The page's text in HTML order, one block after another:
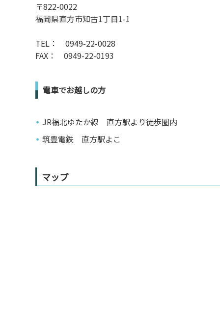
〒822-0022
福岡県直方市知古1丁目1-1
TEL： 0949-22-0028
FAX： 0949-22-0193
電車でお越しの方
JR福北ゆたか線 直方駅より徒歩圏内
筑豊電鉄 直方駅よこ
マップ